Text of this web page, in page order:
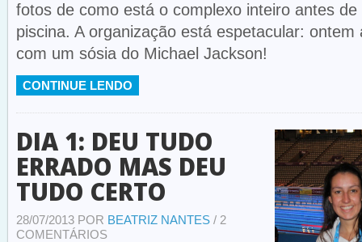
fotos de como está o complexo inteiro antes
piscina. A organização está espetacular:
com um sósia do Michael Jackson!
CONTINUE LENDO
DIA 1: DEU TUDO
ERRADO MAS DEU
TUDO CERTO
28/07/2013 POR BEATRIZ NANTES / 2
COMENTÁRIOS